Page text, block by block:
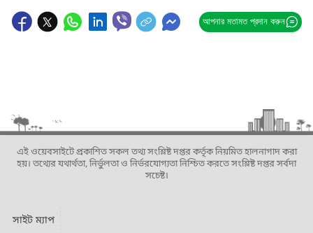
আপনার মতামত প্রদান করুন
এই ওয়েবসাইটে প্রকাশিত সকল তথ্য সংশ্লিষ্ট দপ্তর কর্তৃক নিয়মিত হালনাগাদ করা
হয়। তথ্যের যথার্থতা, নির্ভুলতা ও নির্ভরযোগ্যতা নিশ্চিত করতে সংশ্লিষ্ট দপ্তর সর্বদা
সচেষ্ট।
সাইট ম্যাপ